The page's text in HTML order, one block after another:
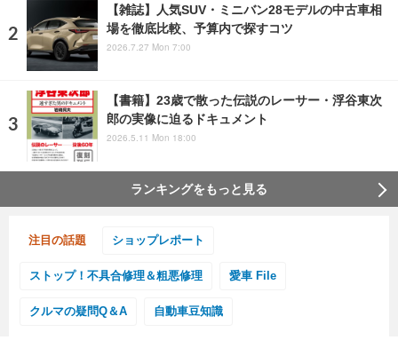
【雑誌】人気SUV・ミニバン28モデルの中古車相
場を徹底比較、予算内で探すコツ
2026.7.27 Mon 7:00
【書籍】23歳で散った伝説のレーサー・浮谷東次
郎の実像に迫るドキュメント
2026.5.11 Mon 18:00
ランキングをもっと見る
注目の話題 ショップレポート
ストップ！不具合修理＆粗悪修理 愛車 File
クルマの疑問Q＆A 自動車豆知識